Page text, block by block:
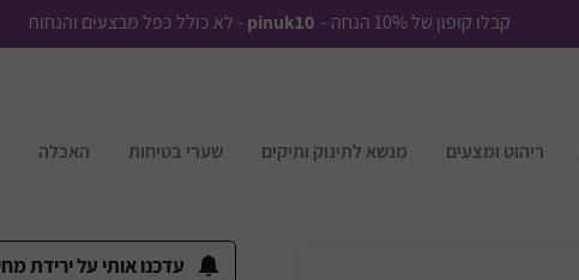
קבלו קופון של 10% הנחה - pinuk10 - לא כולל כפל מבצעים והנחות
ריהוט ומצעים מנשא לתינוק ותיקים שערי בטיחות האכלה
עדכנו אותי על ירידת